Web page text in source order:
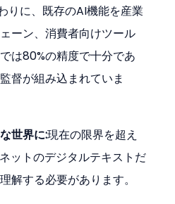
りに、既存のAI機能を産業
ーン、消費者向けツール
は80%の精度で十分であ
督が組み込まれていま
世界に:現在の限界を超え
ットのデジタルテキストだ
解する必要があります。